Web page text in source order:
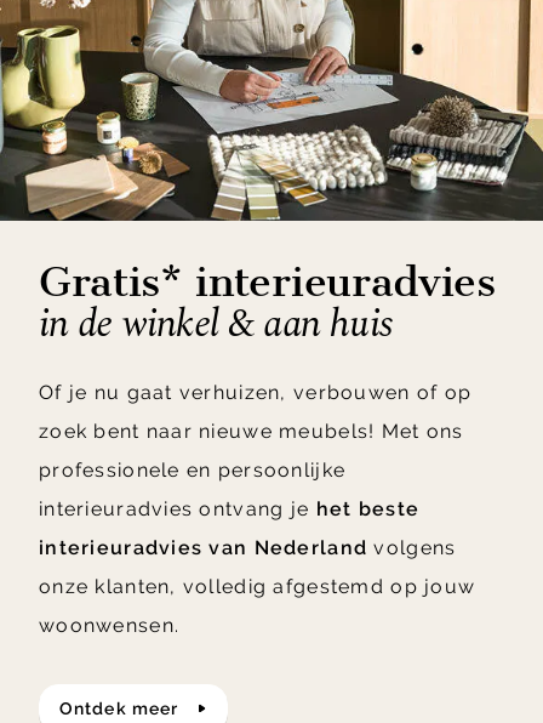
Gratis* interieuradvies
in de winkel & aan huis
Of je nu gaat verhuizen, verbouwen of op
zoek bent naar nieuwe meubels! Met ons
professionele en persoonlijke
interieuradvies ontvang je het beste
interieuradvies van Nederland volgens
onze klanten, volledig afgestemd op jouw
woonwensen.
ontdek meer